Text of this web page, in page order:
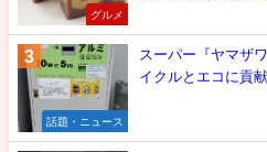
グルメ
話題・ニュース
スーパー『ヤマザ
イクルとエコに貢